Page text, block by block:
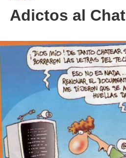
Adictos al Chat